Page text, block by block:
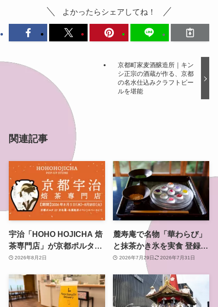
よかったらシェアしてね！
京都町家麦酒醸造所｜キン
シ正宗の酒蔵が作る、京都
の名水仕込みクラフトビー
ルを堪能
関連記事
宇治「HOHO HOJICHA 焙
茶専門店」が京都ポルタで
POP-UP、8月5日から14日
2026年8月2日
麓寿庵で名物「華わらび」
と抹茶かき氷を実食 登録有
形文化財で味わう京都時間
2026年7月29日 2026年7月31日